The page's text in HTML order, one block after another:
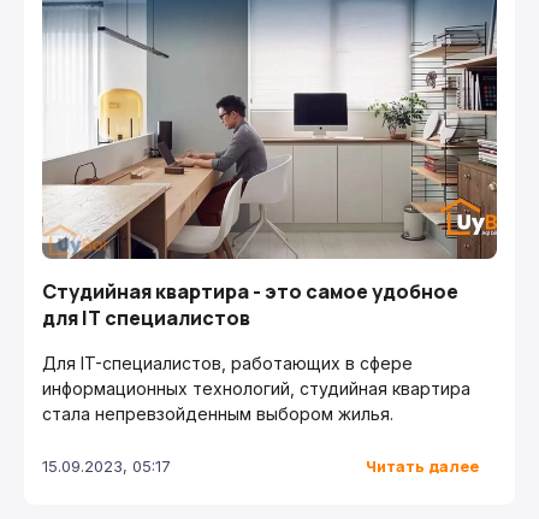
Студийная квартира - это самое удобное
для IT специалистов
Для IT-специалистов, работающих в сфере
информационных технологий, студийная квартира
стала непревзойденным выбором жилья.
15.09.2023, 05:17 Читать далее